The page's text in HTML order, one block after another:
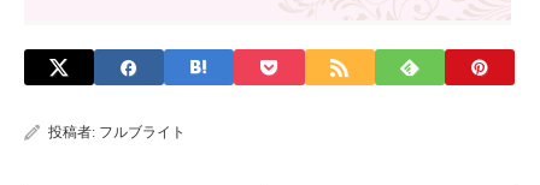
投稿者: フルブライト